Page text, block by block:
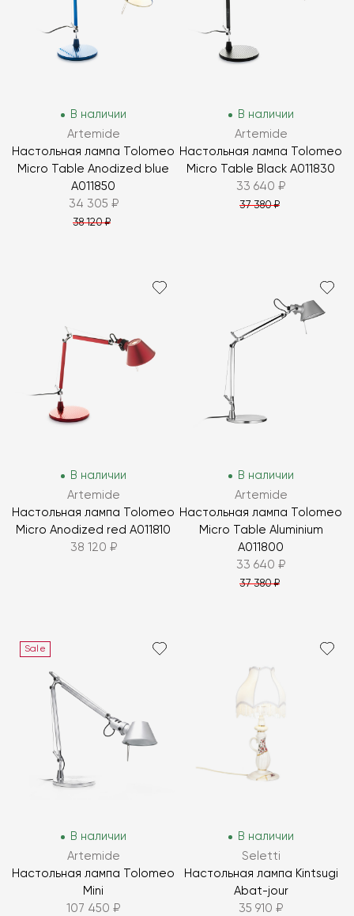
В наличии
Artemide
Настольная лампа Tolomeo
Micro Table Anodized blue
A011850
34 305 ₽
38 120 ₽
В наличии
Artemide
Настольная лампа Tolomeo
Micro Table Black A011830
33 640 ₽
37 380 ₽
В наличии
Artemide
Настольная лампа Tolomeo
Micro Anodized red A011810
38 120 ₽
В наличии
Artemide
Настольная лампа Tolomeo
Micro Table Aluminium
A011800
33 640 ₽
37 380 ₽
Sale
В наличии
Artemide
Настольная лампа Tolomeo
Mini
107 450 ₽
В наличии
Seletti
Настольная лампа Kintsugi
Abat-jour
35 910 ₽